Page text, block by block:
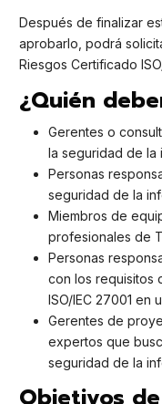
Después de finalizar
aprobarlo, podrá
Riesgos Certificado
¿Quién
Gerentes o
la seguridad de la
Personas
seguridad de la
Miembros de
profesionales de
Personas
con los requisitos
ISO/IEC 27001 en
Gerentes de
expertos que
seguridad de la